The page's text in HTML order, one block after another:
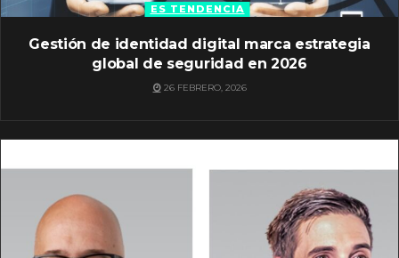
ES TENDENCIA
Gestión de identidad digital marca estrategia
global de seguridad en 2026
26 FEBRERO, 2026